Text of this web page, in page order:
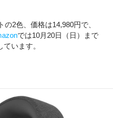
2色、価格は14,980円で、
では10月20日（日）まで
います。